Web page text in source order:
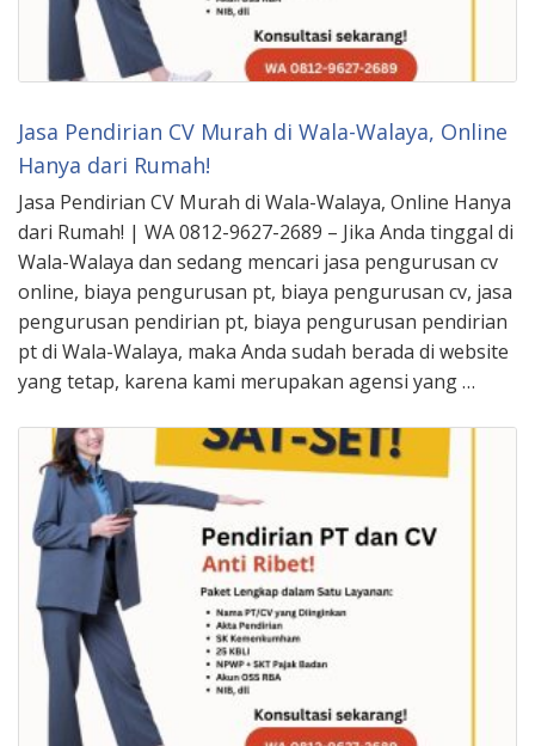
Jasa Pendirian CV Murah di Wala-Walaya, Online
Hanya dari Rumah!
Jasa Pendirian CV Murah di Wala-Walaya, Online Hanya
dari Rumah! | WA 0812-9627-2689 – Jika Anda tinggal di
Wala-Walaya dan sedang mencari jasa pengurusan cv
online, biaya pengurusan pt, biaya pengurusan cv, jasa
pengurusan pendirian pt, biaya pengurusan pendirian
pt di Wala-Walaya, maka Anda sudah berada di website
yang tetap, karena kami merupakan agensi yang …